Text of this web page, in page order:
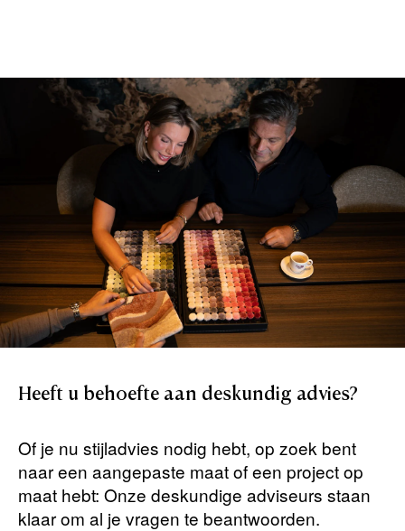
Heeft u behoefte aan deskundig advies?
Of je nu stijladvies nodig hebt, op zoek bent
naar een aangepaste maat of een project op
maat hebt: Onze deskundige adviseurs staan ​​
klaar om al je vragen te beantwoorden.